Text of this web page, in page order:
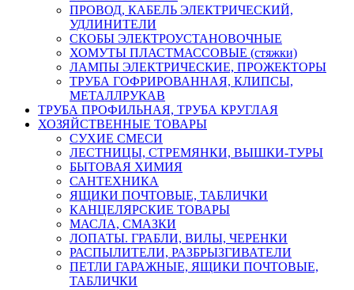
ПРОВОД, КАБЕЛЬ ЭЛЕКТРИЧЕСКИЙ,
УДЛИНИТЕЛИ
СКОБЫ ЭЛЕКТРОУСТАНОВОЧНЫЕ
ХОМУТЫ ПЛАСТМАССОВЫЕ (стяжки)
ЛАМПЫ ЭЛЕКТРИЧЕСКИЕ, ПРОЖЕКТОРЫ
ТРУБА ГОФРИРОВАННАЯ, КЛИПСЫ,
МЕТАЛЛРУКАВ
ТРУБА ПРОФИЛЬНАЯ, ТРУБА КРУГЛАЯ
ХОЗЯЙСТВЕННЫЕ ТОВАРЫ
СУХИЕ СМЕСИ
ЛЕСТНИЦЫ, СТРЕМЯНКИ, ВЫШКИ-ТУРЫ
БЫТОВАЯ ХИМИЯ
САНТЕХНИКА
ЯЩИКИ ПОЧТОВЫЕ, ТАБЛИЧКИ
КАНЦЕЛЯРСКИЕ ТОВАРЫ
МАСЛА, СМАЗКИ
ЛОПАТЫ. ГРАБЛИ, ВИЛЫ, ЧЕРЕНКИ
РАСПЫЛИТЕЛИ, РАЗБРЫЗГИВАТЕЛИ
ПЕТЛИ ГАРАЖНЫЕ, ЯЩИКИ ПОЧТОВЫЕ,
ТАБЛИЧКИ